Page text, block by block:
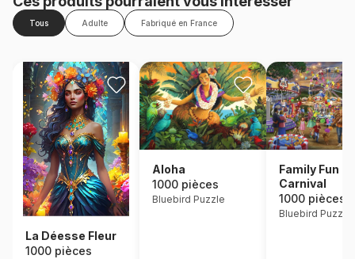
Tous Adulte Fabriqué en France
La Déesse Fleur
1000 pièces
Aloha
1000 pièces
Bluebird Puzzle
Family Fun
Carnival
1000 pièces
Bluebird Puzzle